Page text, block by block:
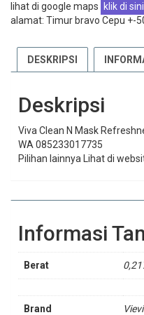
lihat di google maps
klik di sini
alamat: Timur bravo Cepu +-
DESKRIPSI
Deskripsi
Viva Clean N Mask
WA 085233017735
Pilihan lainnya Lihat di
Informasi
Berat
Brand